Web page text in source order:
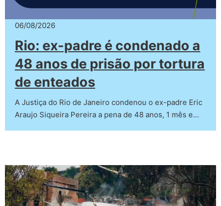
06/08/2026
Rio: ex-padre é condenado a
48 anos de prisão por tortura
de enteados
A Justiça do Rio de Janeiro condenou o ex-padre Eric
Araujo Siqueira Pereira a pena de 48 anos, 1 mês e…